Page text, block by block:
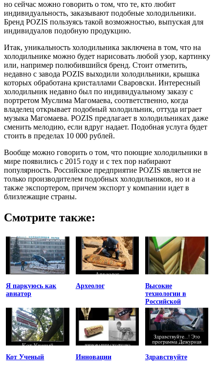
но сейчас можно говорить о том, что те, кто любит
индивидуальность, заказывают подобные холодильники.
Бренд POZIS пользуясь такой возможностью, выпуская для
индивидуалов подобную продукцию.
Итак, уникальность холодильника заключена в том, что на
холодильнике можно будет нарисовать любой узор, картинку
или, например полюбившийся бренд. Стоит отметить,
недавно с завода POZIS выходили холодильники, крышка
которых обработана кристаллами Сваровски. Интересный
холодильник недавно был по индивидуальному заказу с
портретом Муслима Магомаева, соответственно, когда
владелец открывает подобный холодильник, оттуда играет
музыка Магомаева. POZIS предлагает в холодильниках даже
сменить мелодию, если вдруг надает. Подобная услуга будет
стоить в пределах 10 000 рублей.
Вообще можно говорить о том, что поющие холодильники в
мире появились с 2015 году и с тех пор набирают
популярность. Российское предприятие POZIS является не
только производителем подобных холодильников, но и а
также экспортером, причем экспорт у компании идет в
близлежащие страны.
Смотрите также:
Я паркуюсь как
авиатор
Археолог
Высокие
технологии в
Российской
медицине
Кот Ученый Инновации Здравствуйте